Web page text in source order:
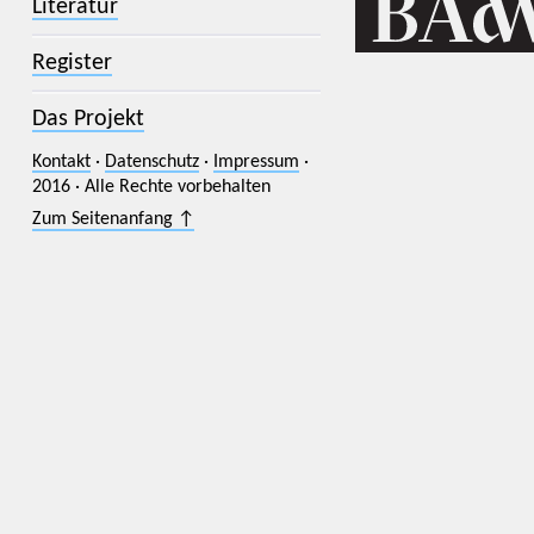
Literatur
Register
Das Projekt
Kontakt· Datenschutz· Impressum ·
2016 · Alle Rechte vorbehalten
Zum Seitenanfang ↑